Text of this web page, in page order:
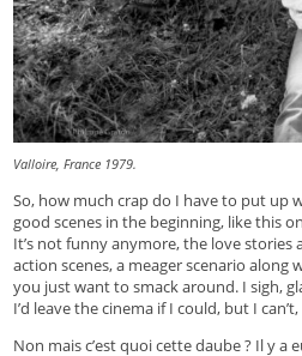
Valloire, France 1979.
So, how much crap do I have to put up
good scenes in the beginning, like this
It’s not funny anymore, the love
action scenes, a meager scenario
you just want to smack around. I sigh,
I’d leave the cinema if I could, but I can’t,
Non mais c’est quoi cette daube ? Il y a